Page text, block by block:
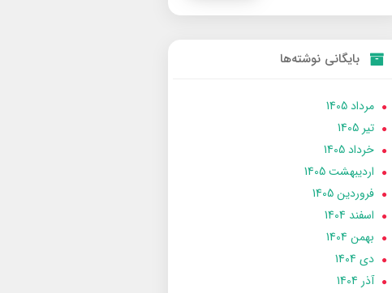
بایگانی نوشته‌ها
مرداد 1405
تير 1405
خرداد 1405
ارديبهشت 1405
فروردین 1405
اسفند 1404
بهمن 1404
دی 1404
آذر 1404